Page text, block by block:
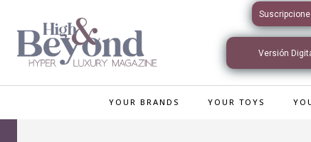
Versión
Interactiva
YOUR BRANDS YOUR TOYS